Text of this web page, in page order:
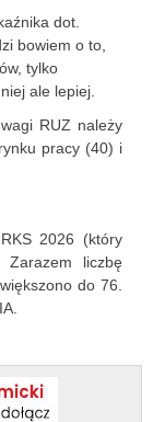
dot.
bowiem o to,
tylko
ale lepiej.
RUZ należy
pracy (40) i
2026 (który
Zarazem liczbę
do 76.